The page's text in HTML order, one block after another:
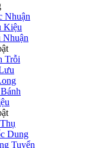
Nhuận
Kiệu
Nhuận
Trỗi
Dung
Tuyển